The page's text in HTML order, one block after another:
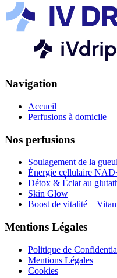
Navigation
Accueil
Perfusions à domicile
Nos perfusions
Soulagement de la
Énergie cellulaire
Détox & Éclat au
Skin Glow
Boost de vitalité –
Mentions Légales
Politique de
Mentions Légales
Cookies